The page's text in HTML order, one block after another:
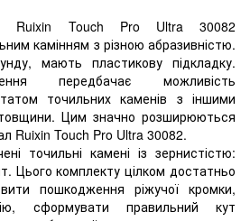
Ruixin Touch Pro Ultra 30082
камінням з різною абразивністю.
мають пластикову підкладку.
передбачає можливість
точильних каменів з іншими
Цим значно розширюються
Ruixin Touch Pro Ultra 30082.
точильні камені із зернистістю:
Цього комплекту цілком достатньо
пошкодження ріжучої кромки,
сформувати правильний кут